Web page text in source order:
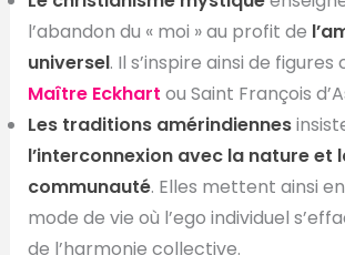
l’abandon du « moi » au profit de
universel. Il s’inspire ainsi de
Maître Eckhart ou Saint François
Les traditions amérindiennes
l’interconnexion avec la nature et
communauté. Elles mettent ainsi
mode de vie où l’ego individuel
de l’harmonie collective.